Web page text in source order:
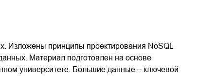
Изложены принципы проектирования NoSQL
Материал подготовлен на основе
университете. Большие данные – ключевой